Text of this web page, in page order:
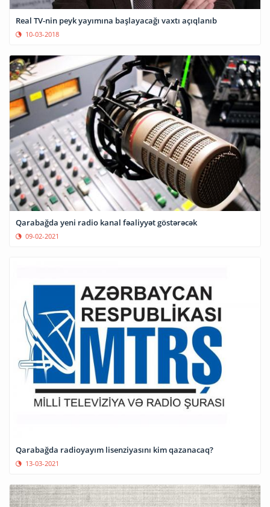
Real TV-nin peyk yayımına başlayacağı vaxtı açıqlanıb
10-03-2018
Qarabağda yeni radio kanal fəaliyyət göstərəcək
09-02-2021
Qarabağda radioyayım lisenziyasını kim qazanacaq?
13-03-2021